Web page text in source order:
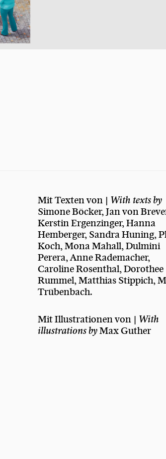
Mit Texten von | With texts by
Simone Böcker, Jan von
Kerstin Ergenzinger, Hanna
Hemberger, Sandra Huning,
Koch, Mona Mahall, Dulmini
Perera, Anne Rademacher,
Caroline Rosenthal, Dorothee
Rummel, Matthias Stippich,
Trübenbach.
Mit Illustrationen von | With
illustrations byMax Guther